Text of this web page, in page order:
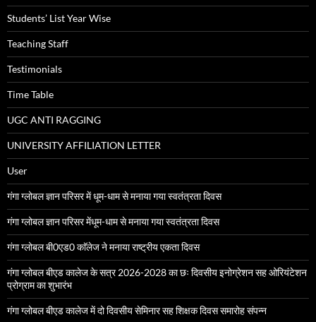
Students’ List Year Wise
Teaching Staff
Testimonials
Time Table
UGC ANTI RAGGING
UNIVERSITY AFFILIATION LETTER
User
गंगा ग्लोबल ज्ञान परिसर में धूम-धाम से मनाया गया स्वतंत्रता दिवस
गंगा ग्लोबल ज्ञान परिसर मेंधूम-धाम से मनाया गया स्वतंत्रता दिवस
गंगा ग्लोबल बी0एड0 काॅलेज ने मनाया राष्ट्रीय एकता दिवस
गंगा ग्लोबल बीएड कालेज के सत्र 2026-2028 का छः दिवसीय इनोग्रेशन सह ओरियंटेशन
प्रोग्राम का शुभारंभ
गंगा ग्लोबल बीएड कालेज में दो दिवसीय सेमिनार सह शिक्षक दिवस समारोह संपन्न